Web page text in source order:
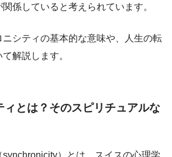
係していると考えられています。
ニシティの基本的な意味や、人生の転
解説します。
ィとは？そのスピリチュアルな
synchronicity）とは、スイスの心理学